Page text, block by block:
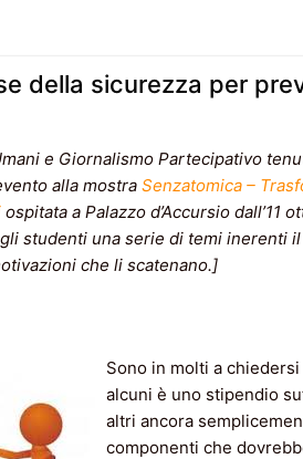
della sicurezza per
e Giornalismo Partecipativo
alla mostra Senzatomica –
ospitata a Palazzo d’Accursio dall’11
studenti una serie di temi inerenti
che li scatenano.]
Sono in molti a
alcuni è uno stipendio
altri ancora
componenti che